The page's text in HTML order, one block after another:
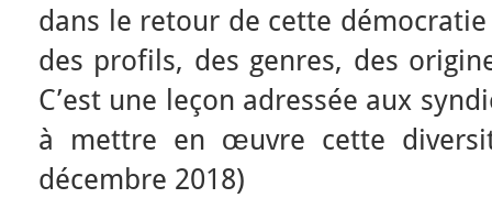
dans le retour de cette
des profils, des genres, des
C’est une leçon adressée aux
à mettre en œuvre cette
décembre 2018)